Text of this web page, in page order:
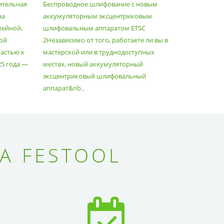
к
года —
АППАРАТОМ ETSC2
Беспроводное шлифование с новым
аккумуляторным эксцентриковым
шлифовальным аппаратом ETSC
2Независимо от того, работаете ли вы в
мастерской или в труднодоступных
местах, новый аккумуляторный
эксцентриковый шлифовальный
аппарат&nb..